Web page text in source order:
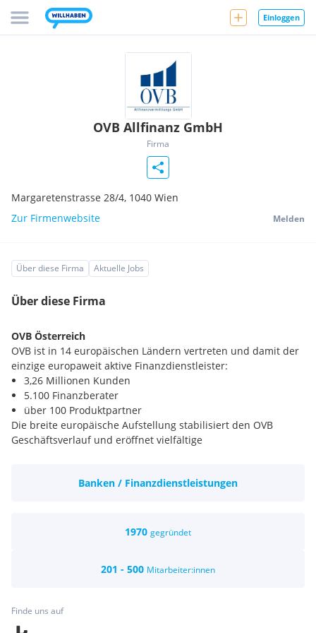
Einloggen
OVB Allfinanz GmbH
Firma
Margaretenstrasse 28/4, 1040 Wien
Zur Firmenwebsite
Melden
Über diese Firma Aktuelle Jobs
Über diese Firma
OVB Österreich
OVB ist in 14 europäischen Ländern vertreten und damit der
einzige europaweit aktive Finanzdienstleister:
3,26 Millionen Kunden
5.100 Finanzberater
über 100 Produktpartner
Die breite europäische Aufstellung stabilisiert den OVB
Geschäftsverlauf und eröffnet vielfältige
Auslandsmärkten sind Investitionen, die sich heute
OVB hat in Österreich neue Qualitätsstandards für die
Finanzdienstleistungsunternehmen mit dem ISO-Zertifikat
Banken / Finanzdienstleistungen
1970 gegründet
201 - 500 Mitarbeiter:innen
Finde uns auf